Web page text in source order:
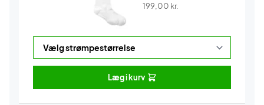
199,00 kr.
Læg i kurv